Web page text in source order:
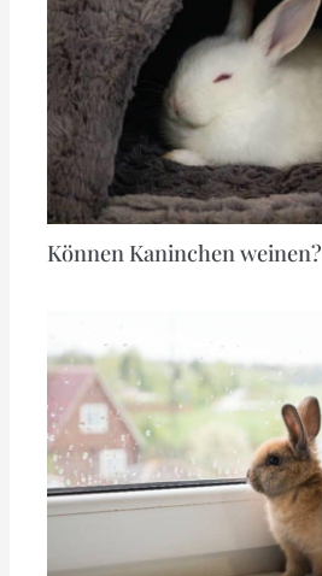
Können Kaninchen weinen?